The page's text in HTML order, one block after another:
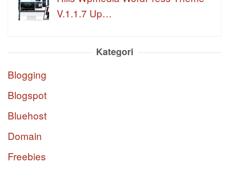
V.1.1.7 Up…
Kategori
Blogging
Blogspot
Bluehost
Domain
Freebies